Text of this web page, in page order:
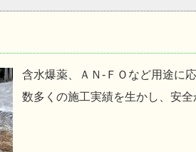
含水爆薬、ＡＮ-ＦＯなど用途に
数多くの施工実績を生かし、安